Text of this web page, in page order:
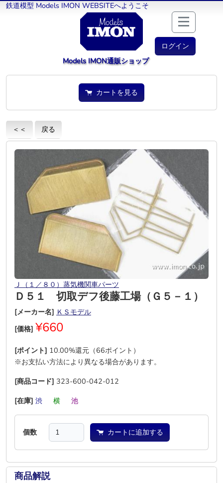
鉄道模型 Models IMON WEBSITEへようこそ
ログイン
Models IMON通販ショップ
カートを見る
＜＜ 戻る
Ｊ（１／８０）蒸気機関車パーツ
Ｄ５１ 切取デフ後藤工場（Ｇ５－１）
[メーカー名] ＫＳモデル
[価格] ¥660
[ポイント] 10.00%還元（66ポイント）
※お支払い方法により異なる場合があります。
[商品コード] 323-600-042-012
[在庫] 渋 横 池
個数 カートに追加する
商品解説